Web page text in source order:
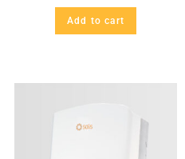
Add to cart